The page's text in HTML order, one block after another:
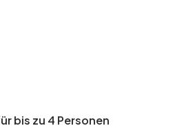
bis zu 4 Personen